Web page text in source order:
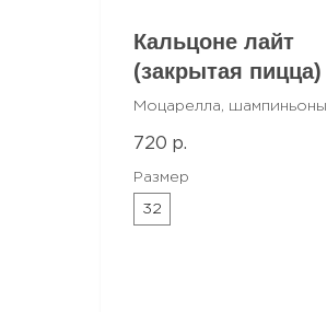
Кальцоне лайт
(закрытая пицца)
Моцарелла, шампиньоны,
соус
720 р.
Размер
32